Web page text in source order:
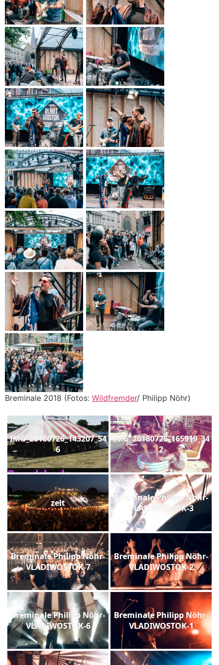
Breminale 2018 (Fotos: Wildfremder/ Philipp Nöhr)
IMG_20180726_143207_54
6
IMG_20180726_165919_34
2
zelt
Breminale Philipp Nöhr-
VLADIWOSTOK-3
Breminale Philipp Nöhr-
VLADIWOSTOK-7
Breminale Philipp Nöhr-
VLADIWOSTOK-2
Breminale Philipp Nöhr-
VLADIWOSTOK-6
Breminale Philipp Nöhr-
VLADIWOSTOK-1